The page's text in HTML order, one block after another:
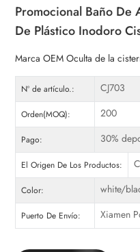
Promocional Baño De
De Plástico Inodoro
Marca OEM Oculta de la
Nº de artículo.: CJ703
Orden(MOQ): 200
Pago: 30%
El Origen De Los Productos:
Color: white/
Puerto De Envío: Xiamen